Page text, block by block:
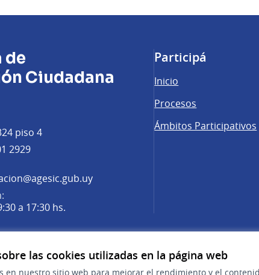
las cookies utilizadas en la página web
en nuestro sitio web para mejorar el rendimiento y el
de
Ciudadana
piso 4
2929
(Abrir en una pestaña nueva)
a 17:30 hs.
Participá
Inicio
Procesos
Ámbitos Participativos